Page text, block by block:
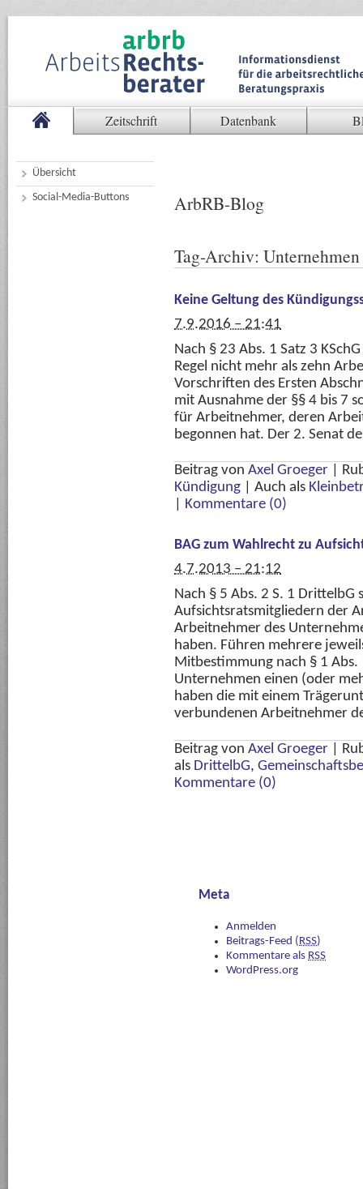
Zeitschrift Datenbank
Übersicht
Social-Media-Buttons
ArbRB-Blog
Tag-Archiv: Unternehmen
Keine Geltung des
7.9.2016 – 21:41
Nach § 23 Abs. 1 Satz 3
Regel nicht mehr als zehn
Vorschriften des Ersten
mit Ausnahme der §§ 4 bis 7
für Arbeitnehmer, deren
begonnen hat. Der 2. Senat
Beitrag von Axel Groeger
Kündigung
Auch als
Kommentare (0)
BAG zum Wahlrecht zu
4.7.2013 – 21:12
Nach § 5 Abs. 2 S. 1 DrittelbG
Aufsichtsratsmitgliedern der
Arbeitnehmer des
haben. Führen mehrere
Mitbestimmung nach § 1
Unternehmen einen (oder
haben die mit einem
verbundenen Arbeitnehmer
Beitrag von Axel Groeger
als DrittelbG,
Kommentare (0)
Meta
Anmelden
Beitrags-Feed (RSS)
Kommentare als RSS
WordPress.org